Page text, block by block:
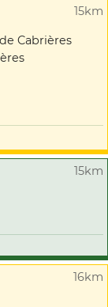
15km
Cabrières
15km
16km